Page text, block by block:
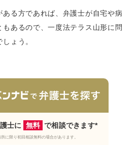
ある方であれば、弁護士が自宅や病
あるので、一度法テラス山形に問
ょう。
士に 無料 で相談できます*
に限り初回相談無料の場合があります。